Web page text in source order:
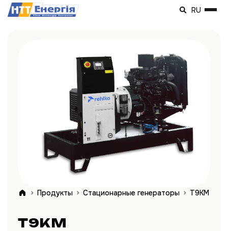
RU
Продукты Стационарные генераторы T9KM
T9KM